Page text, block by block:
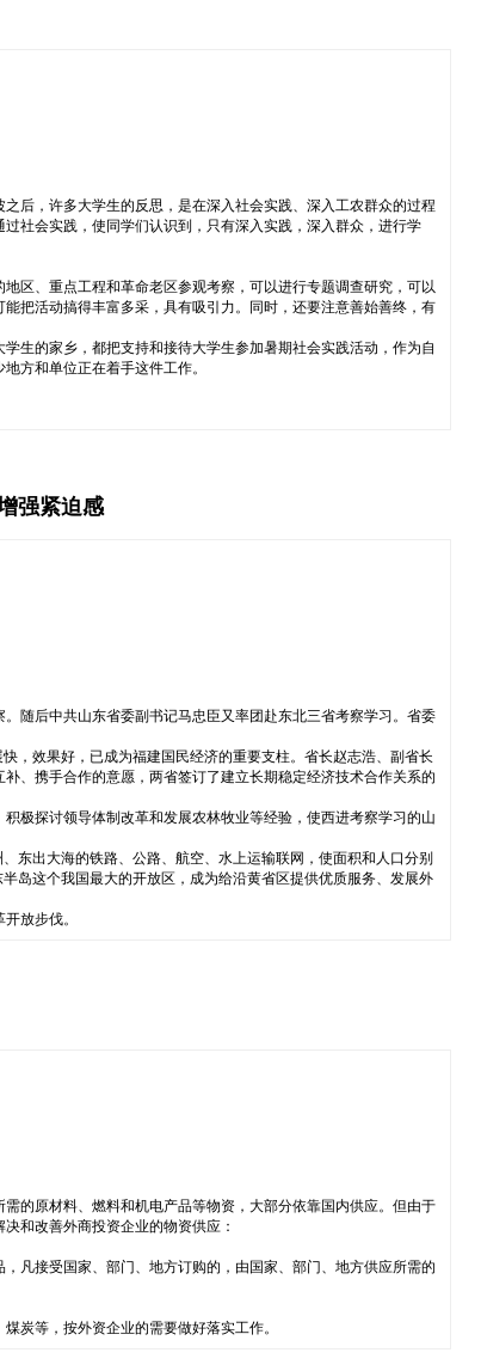
后，许多大学生的反思，是在深入社会实践、深入工农群众的过程
社会实践，使同学们认识到，只有深入实践，深入群众，进行学
区、重点工程和革命老区参观考察，可以进行专题调查研究，可以
把活动搞得丰富多采，具有吸引力。同时，还要注意善始善终，有
生的家乡，都把支持和接待大学生参加暑期社会实践活动，作为自
方和单位正在着手这件工作。
强紧迫感
随后中共山东省委副书记马忠臣又率团赴东北三省考察学习。省委
，效果好，已成为福建国民经济的重要支柱。省长赵志浩、副省长
、携手合作的意愿，两省签订了建立长期稳定经济技术合作关系的
极探讨领导体制改革和发展农林牧业等经验，使西进考察学习的山
东出大海的铁路、公路、航空、水上运输联网，使面积和人口分别
岛这个我国最大的开放区，成为给沿黄省区提供优质服务、发展外
放步伐。
的原材料、燃料和机电产品等物资，大部分依靠国内供应。但由于
和改善外商投资企业的物资供应：
凡接受国家、部门、地方订购的，由国家、部门、地方供应所需的
炭等，按外资企业的需要做好落实工作。